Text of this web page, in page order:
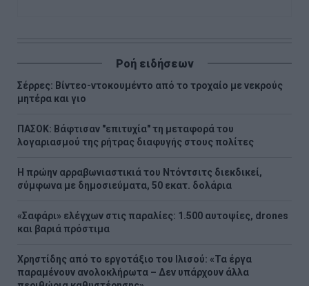
Ροή ειδήσεων
Σέρρες: Βίντεο-ντοκουμέντο από το τροχαίο με νεκρούς
μητέρα και γιο
ΠΑΣΟΚ: Βάφτισαν "επιτυχία" τη μεταφορά του
λογαριασμού της ρήτρας διαφυγής στους πολίτες
Η πρώην αρραβωνιαστικιά του Ντόντσιτς διεκδικεί,
σύμφωνα με δημοσιεύματα, 50 εκατ. δολάρια
«Σαφάρι» ελέγχων στις παραλίες: 1.500 αυτοψίες, drones
και βαριά πρόστιμα
Χρηστίδης από το εργοτάξιο του Ιλισού: «Τα έργα
παραμένουν ανολοκλήρωτα – Δεν υπάρχουν άλλα